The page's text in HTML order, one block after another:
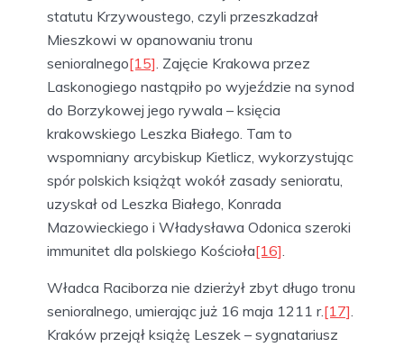
statutu Krzywoustego, czyli przeszkadzał
Mieszkowi w opanowaniu tronu
senioralnego[15]. Zajęcie Krakowa przez
Laskonogiego nastąpiło po wyjeździe na synod
do Borzykowej jego rywala – księcia
krakowskiego Leszka Białego. Tam to
wspomniany arcybiskup Kietlicz, wykorzystując
spór polskich książąt wokół zasady senioratu,
uzyskał od Leszka Białego, Konrada
Mazowieckiego i Władysława Odonica szeroki
immunitet dla polskiego Kościoła[16].
Władca Raciborza nie dzierżył zbyt długo tronu
senioralnego, umierając już 16 maja 1211 r.[17].
Kraków przejął książę Leszek – sygnatariusz